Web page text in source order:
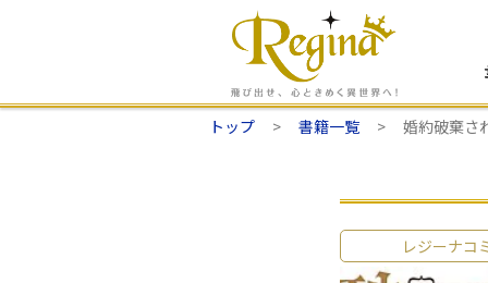
トップ 書籍一覧 婚約破棄さ
レジーナコ